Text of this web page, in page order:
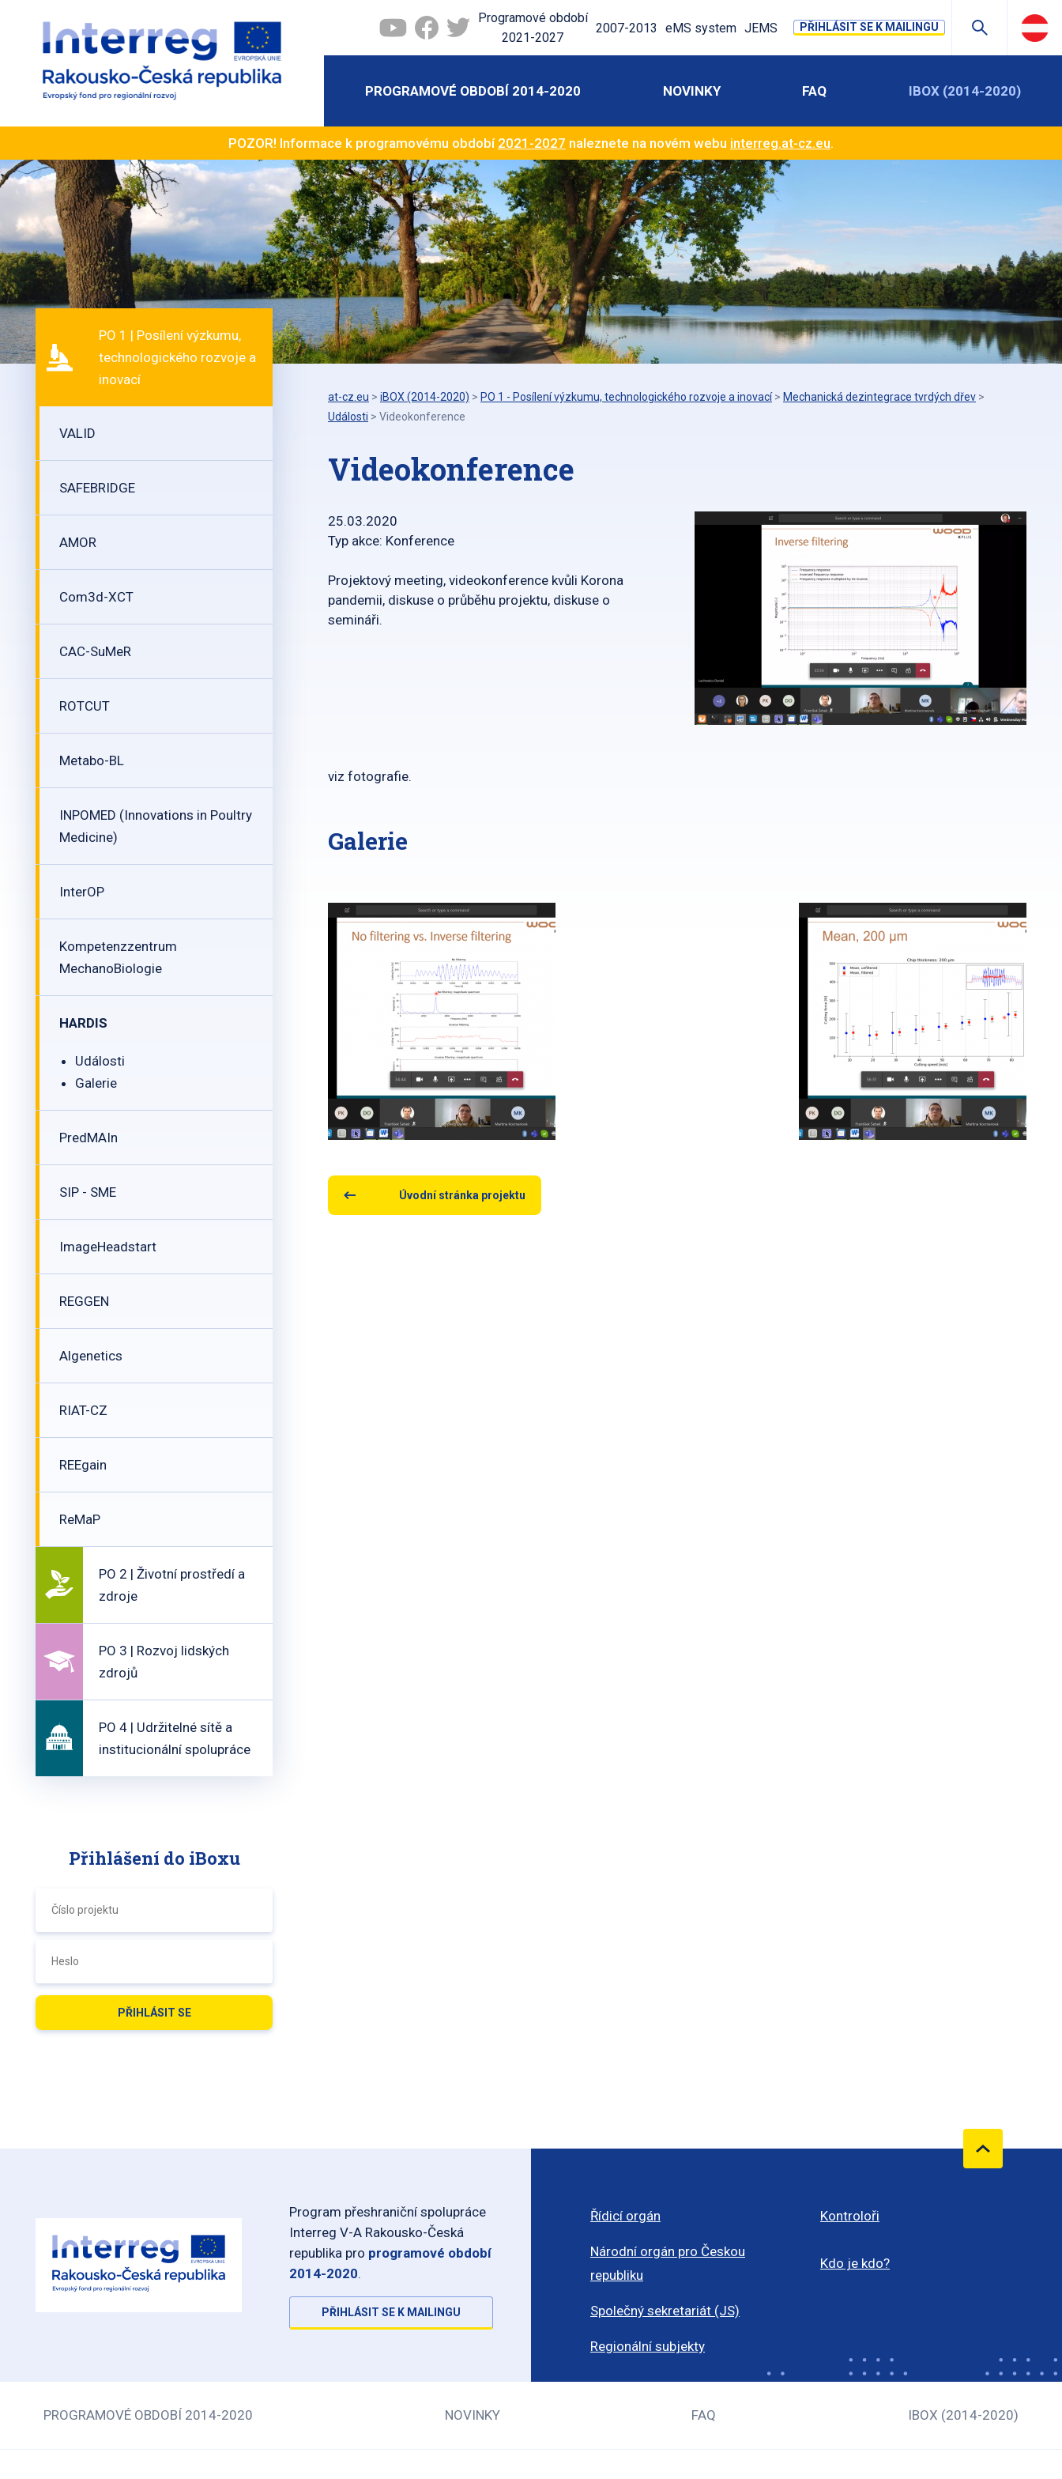
Programové období
2021-2027
2007-2013 eMS system JEMS PŘIHLÁSIT SE K MAILINGU
PROGRAMOVÉ OBDOBÍ 2014-2020 NOVINKY FAQ IBOX (2014-2020)
POZOR! Informace k programovému období 2021-2027 naleznete na novém webu interreg.at-cz.eu.
PO 1 | Posílení výzkumu,
technologického rozvoje a
inovací
VALID
SAFEBRIDGE
AMOR
Com3d-XCT
CAC-SuMeR
ROTCUT
Metabo-BL
INPOMED (Innovations in Poultry
Medicine)
InterOP
Kompetenzzentrum
MechanoBiologie
HARDIS
Události
Galerie
PredMAIn
SIP - SME
ImageHeadstart
REGGEN
Algenetics
RIAT-CZ
REEgain
ReMaP
PO 2 | Životní prostředí a
zdroje
PO 3 | Rozvoj lidských
zdrojů
PO 4 | Udržitelné sítě a
institucionální spolupráce
Přihlášení do iBoxu
at-cz.eu > iBOX (2014-2020) > PO 1 - Posílení výzkumu, technologického rozvoje a inovací > Mechanická dezintegrace tvrdých dřev >
Události > Videokonference
Videokonference
25.03.2020
Typ akce: Konference
Projektový meeting, videokonference kvůli Korona
pandemii, diskuse o průběhu projektu, diskuse o
semináři.
viz fotografie.
Galerie
Úvodní stránka projektu
Program přeshraniční spolupráce
Interreg V-A Rakousko-Česká
republika pro programové období
2014-2020.
PŘIHLÁSIT SE K MAILINGU
Řídicí orgán
Národní orgán pro Českou
republiku
Společný sekretariát (JS)
Regionální subjekty
Kontroloři
Kdo je kdo?
PROGRAMOVÉ OBDOBÍ 2014-2020 NOVINKY FAQ IBOX (2014-2020)